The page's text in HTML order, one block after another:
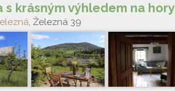
s krásným výhledem na hory
, Železná 39